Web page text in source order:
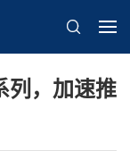
列，加速推